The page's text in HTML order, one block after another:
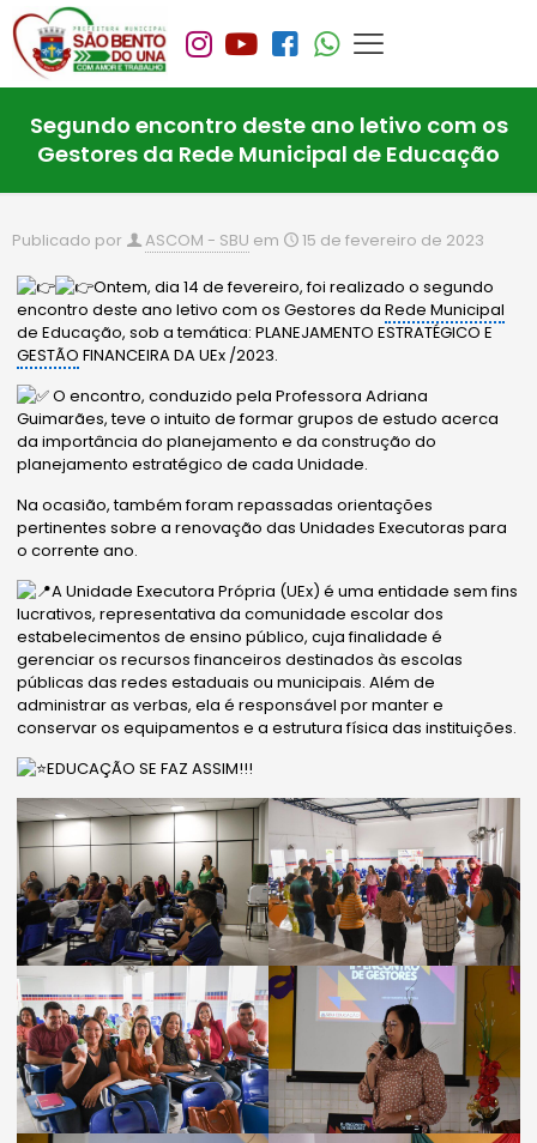
Segundo encontro deste ano letivo com os
Gestores da Rede Municipal de Educação
Publicado por ASCOM - SBU em 15 de fevereiro de 2023
Ontem, dia 14 de fevereiro, foi realizado o segundo
encontro deste ano letivo com os Gestores daRede Municipal
de Educação, sob a temática: PLANEJAMENTO ESTRATÉGICO E
GESTÃO FINANCEIRA DA UEx /2023.
O encontro, conduzido pela Professora Adriana
Guimarães, teve o intuito de formar grupos de estudo acerca
da importância do planejamento e da construção do
planejamento estratégico de cada Unidade.
Na ocasião, também foram repassadas orientações
pertinentes sobre a renovaçãodas Unidades Executoras para
o corrente ano.
A Unidade Executora Própria (UEx) é uma entidade sem fins
lucrativos, representativa da comunidade escolar dos
estabelecimentos de ensino público, cuja finalidade é
gerenciar os recursos financeiros destinados às escolas
públicas das redes estaduais ou municipais. Além de
administrar as verbas, ela é responsável por manter e
conservar os equipamentos e a estrutura física das instituições.
EDUCAÇÃO SE FAZ ASSIM!!!